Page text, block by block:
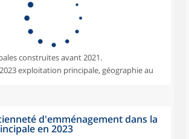
construites avant 2021.
exploitation principale, géographie au
d'emménagement dans la
en 2023